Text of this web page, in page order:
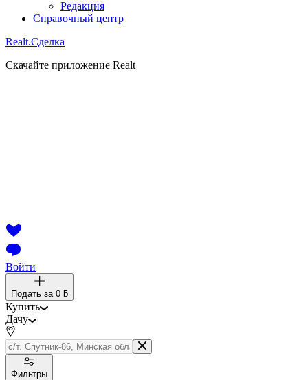
Редакция
Справочный центр
Realt.Сделка
Скачайте приложение Realt
Войти
Подать за 0 ƃ
Купить
Дачу
Фильтры